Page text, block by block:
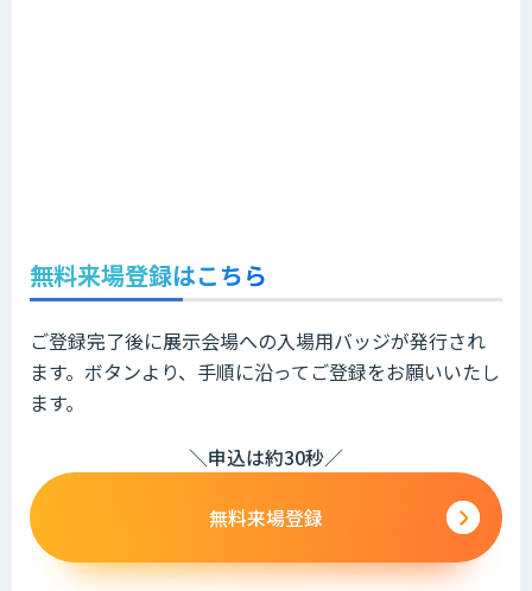
無料来場登録はこちら
ご登録完了後に展示会場への入場用バッジが発行され
ます。ボタンより、手順に沿ってご登録をお願いいたし
ます。
＼申込は約30秒／
無料来場登録